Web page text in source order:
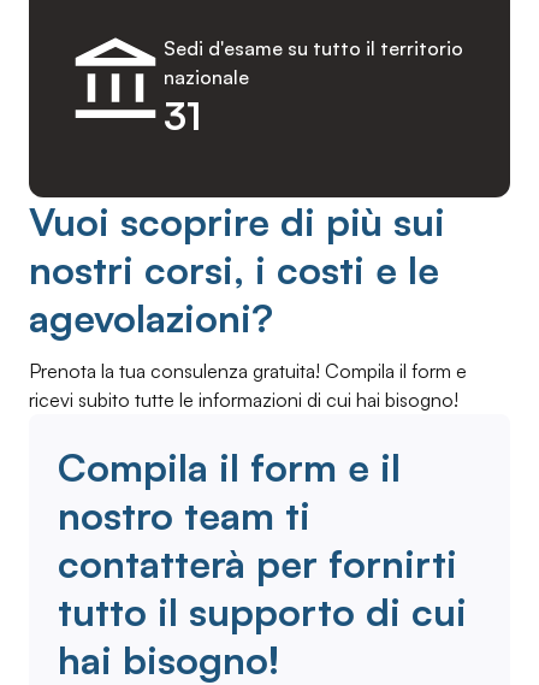
31
Sedi d'esame su tutto il territorio
nazionale
Vuoi scoprire di più sui
nostri corsi, i costi e le
agevolazioni?
Prenota la tua consulenza gratuita! Compila il form e
ricevi subito tutte le informazioni di cui hai bisogno!
Compila il form e il
nostro team ti
contatterà per fornirti
tutto il supporto di cui
hai bisogno!